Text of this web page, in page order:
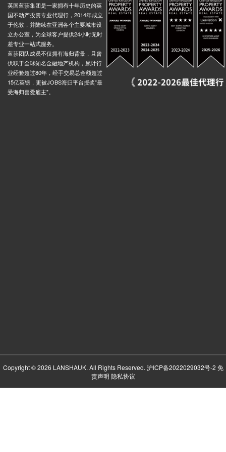
英国蓝莎集团是一家拥有十年历史的英
国不动产投资专业代理行，2014年成立
于伦敦，并陆续在亚洲各个主要城市设
立办公室，为全球客户提供24小时无时
差专业一站式服务。
蓝莎团队成员不仅拥有海归背景，且曾
供职于全球知名金融地产机构，累计行
业经验超过80年，经手交易总金额超过
15亿英镑，更被JOBS海归平台授奖"最
受海归喜爱雇主"。
Copyright © 2026 LANSHAUK. All Rights Reserved. 沪ICP备2022029032号-2 免
责声明 隐私协议